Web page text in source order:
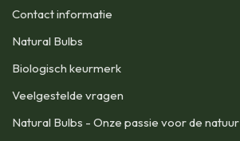
Contact informatie
Natural Bulbs
Biologisch keurmerk
Veelgestelde vragen
Natural Bulbs - Onze passie voor de natuur